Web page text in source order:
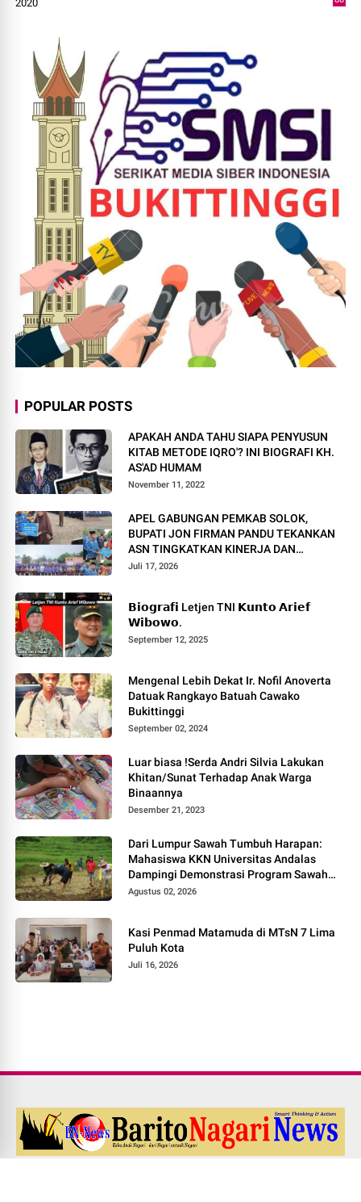
2020
POPULAR POSTS
APAKAH ANDA TAHU SIAPA PENYUSUN
KITAB METODE IQRO'? INI BIOGRAFI KH.
AS'AD HUMAM
November 11, 2022
APEL GABUNGAN PEMKAB SOLOK,
BUPATI JON FIRMAN PANDU TEKANKAN
ASN TINGKATKAN KINERJA DAN
PELAYANAN MASYARAKAT.
Juli 17, 2026
𝗕𝗶𝗼𝗴𝗿𝗮𝗳𝗶 Letjen TNI 𝗞𝘂𝗻𝘁𝗼 𝗔𝗿𝗶𝗲𝗳
𝗪𝗶𝗯𝗼𝘄𝗼.
September 12, 2025
Mengenal Lebih Dekat Ir. Nofil Anoverta
Datuak Rangkayo Batuah Cawako
Bukittinggi
September 02, 2024
Luar biasa !Serda Andri Silvia Lakukan
Khitan/Sunat Terhadap Anak Warga
Binaannya
Desember 21, 2023
Dari Lumpur Sawah Tumbuh Harapan:
Mahasiswa KKN Universitas Andalas
Dampingi Demonstrasi Program Sawah
Pokok Murah di Jorong Bayua
Agustus 02, 2026
Kasi Penmad Matamuda di MTsN 7 Lima
Puluh Kota
Juli 16, 2026